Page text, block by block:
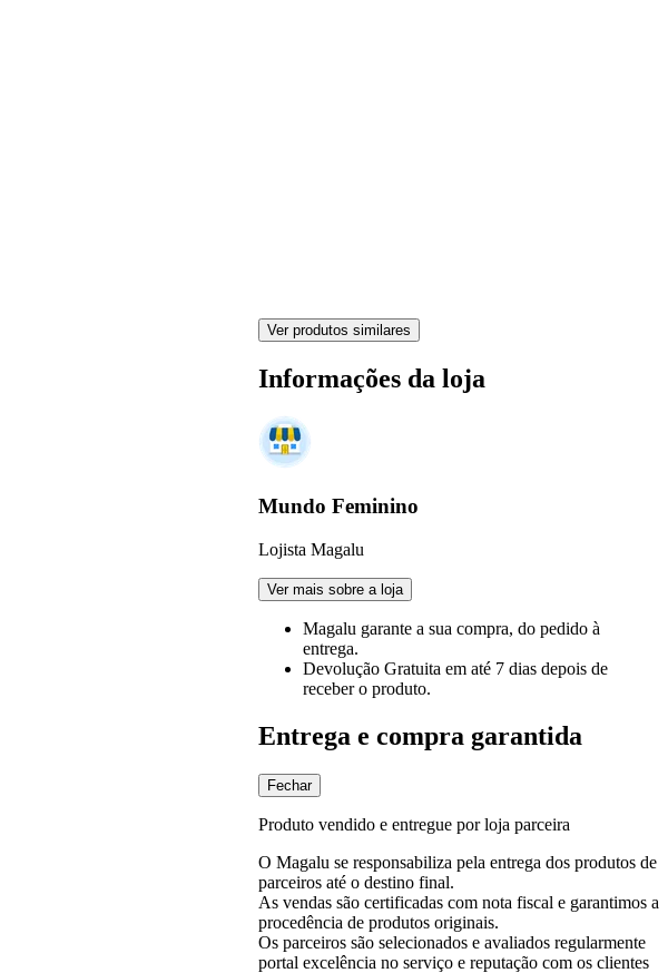
Ver produtos similares
Informações da loja
Mundo Feminino
Lojista Magalu
Ver mais sobre a loja
Magalu garante a sua compra, do pedido à
entrega.
Devolução Gratuita em até 7 dias depois de
receber o produto.
Entrega e compra garantida
Fechar
Produto vendido e entregue por loja parceira
O Magalu se responsabiliza pela entrega dos produtos de
parceiros até o destino final.
As vendas são certificadas com nota fiscal e garantimos a
procedência de produtos originais.
Os parceiros são selecionados e avaliados regularmente
portal excelência no serviço e reputação com os clientes